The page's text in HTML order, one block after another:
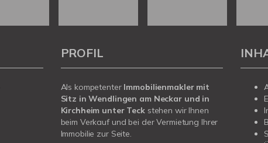
PROFIL
Als kompetenter Immobilienmakler mit
Sitz in Wendlingen am Neckar und in
Kirchheim unter Teck stehen wir Ihnen
beim Verkauf und bei der Vermietung Ihrer
Immobilie zur Seite.